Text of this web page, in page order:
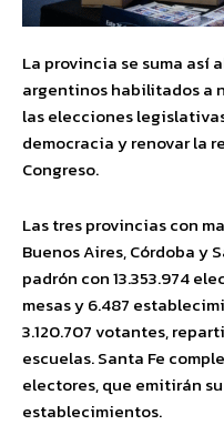
La provincia se suma así
argentinos habilitados a
las elecciones
democracia y renovar la
Congreso.
Las tres provincias con
Buenos Aires, Córdoba y
padrón con 13.353.974
mesas y 6.487
3.120.707 votantes,
escuelas. Santa Fe
electores, que emitirán
establecimientos.